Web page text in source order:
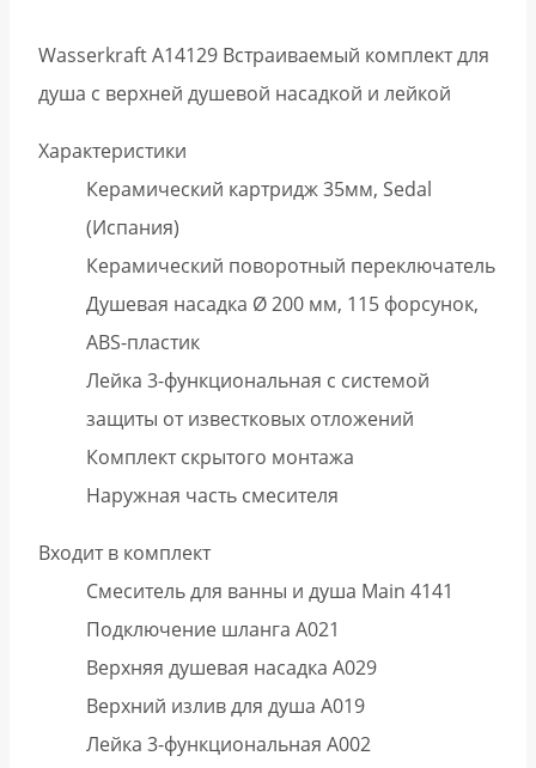
Wasserkraft A14129 Встраиваемый комплект для
душа с верхней душевой насадкой и лейкой
Характеристики
Керамический картридж 35мм, Sedal
(Испания)
Керамический поворотный переключатель
Душевая насадка Ø 200 мм, 115 форсунок,
ABS-пластик
Лейка 3-функциональная с системой
защиты от известковых отложений
Комплект скрытого монтажа
Наружная часть смесителя
Входит в комплект
Смеситель для ванны и душа Main 4141
Подключение шланга A021
Верхняя душевая насадка A029
Верхний излив для душа A019
Лейка 3-функциональная A002